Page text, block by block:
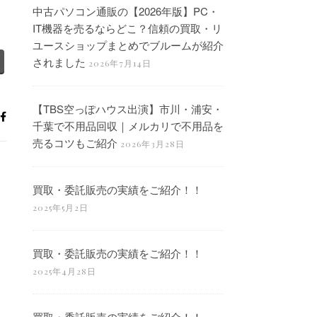
中古パソコン通販の【2026年版】PC・
IT機器を売るならどこ？信頼の買取・リ
ユースショップまとめでブルームが紹介
されました 2026年7月14日
【TBS空っぽハウス出演】市川・浦安・
千葉で不用品回収｜メルカリで不用品を
売るコツもご紹介 2026年3月28日
買取・委託販売の実績をご紹介！！
2025年5月2日
買取・委託販売の実績をご紹介！！
2025年4月28日